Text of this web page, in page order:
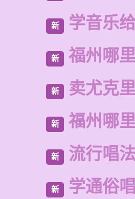
新 学音乐
新 福州哪
新 卖尤克
新 福州哪
新 流行唱
新 学通俗